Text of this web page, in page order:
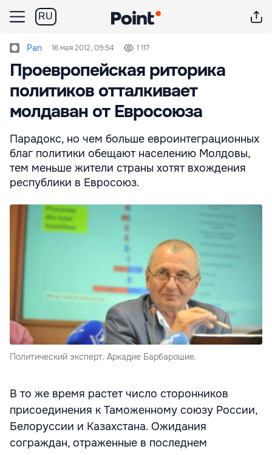
RU
Pan 16 мая 2012, 09:54 1 117
Проевропейская риторика
политиков отталкивает
молдаван от Евросоюза
Парадокс, но чем больше евроинтеграционных
благ политики обещают населению Молдовы,
тем меньше жители страны хотят вхождения
республики в Евросоюз.
Политический эксперт, Аркадие Барбарошие.
В то же время растет число сторонников
присоединения к Таможенному союзу России,
Белоруссии и Казахстана. Ожидания
сограждан, отраженные в последнем